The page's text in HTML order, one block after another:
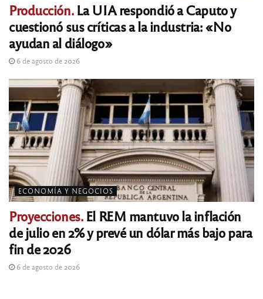
Producción.La UIA respondió a Caputo y
cuestionó sus críticas a la industria: «No
ayudan al diálogo»
6 de agosto de 2026
ECONOMÍA Y NEGOCIOS
Proyecciones.El REM mantuvo la inflación
de julio en 2% y prevé un dólar más bajo para
fin de 2026
6 de agosto de 2026